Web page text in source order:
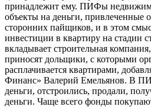
принадлежит ему. ПИФы
объекты на деньги, привлеченные
сторонних пайщиков, и в этом
инвестиции в квартиру на стадии
вкладывает строительная
приносят дольщики, с которыми
расплачивается квартирами,
Финанс» Валерий Емельянов. В
деньги, отстроились, продали,
деньги. Чаще всего фонды